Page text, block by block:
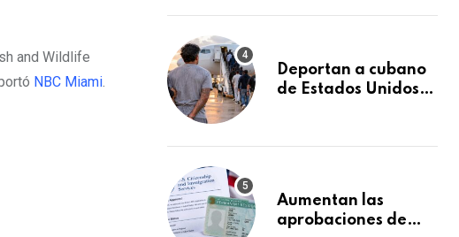
and Wildlife
NBC Miami.
durmiendo dentro
Deportan a cubano
de Estados Unidos
$340,000 y robo de
Aumentan las
aprobaciones de